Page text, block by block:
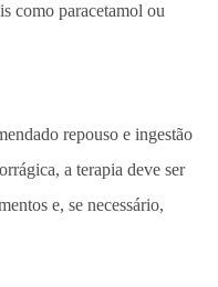
como paracetamol ou